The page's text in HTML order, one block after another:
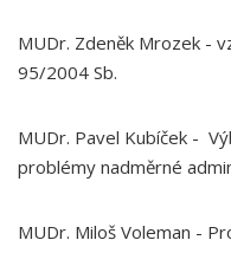
MUDr. Zdeněk Mrozek -
95/2004 Sb.
MUDr. Pavel Kubíček -
problémy nadměrné
MUDr. Miloš Voleman -